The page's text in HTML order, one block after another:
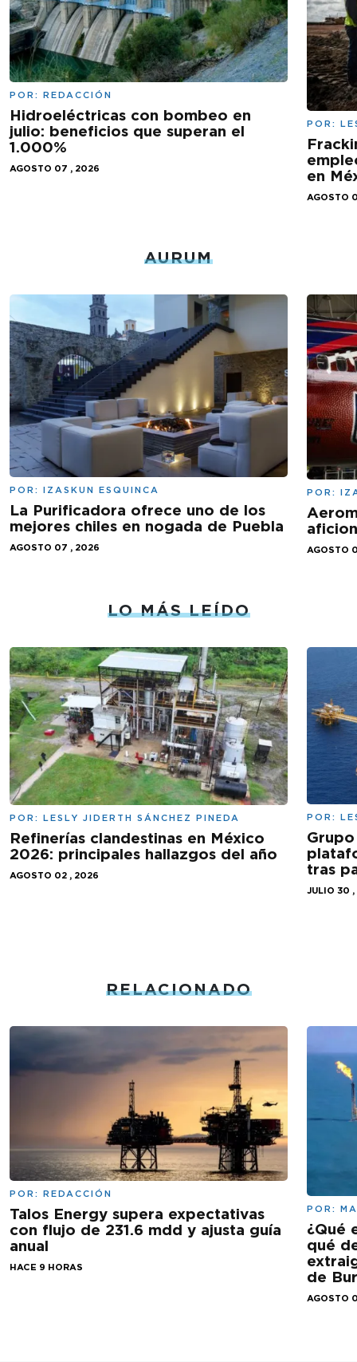
POR: REDACCIÓN
Hidroeléctricas con bombeo en
julio: beneficios que superan el
1.000%
AGOSTO 07 , 2026
POR:
en
AGOSTO
AURUM
POR: IZASKUN ESQUINCA
La Purificadora ofrece uno de los
mejores chiles en nogada de Puebla
AGOSTO 07 , 2026
POR:
AGOSTO
LO MÁS LEÍDO
POR: LESLY JIDERTH SÁNCHEZ PINEDA
Refinerías clandestinas en México
2026: principales hallazgos del año
AGOSTO 02 , 2026
POR:
tras
JULIO 30
RELACIONADO
POR: REDACCIÓN
Talos Energy supera expectativas
con flujo de 231.6 mdd y ajusta guía
anual
HACE 9 HORAS
POR:
¿Qué
qué
de
AGOSTO